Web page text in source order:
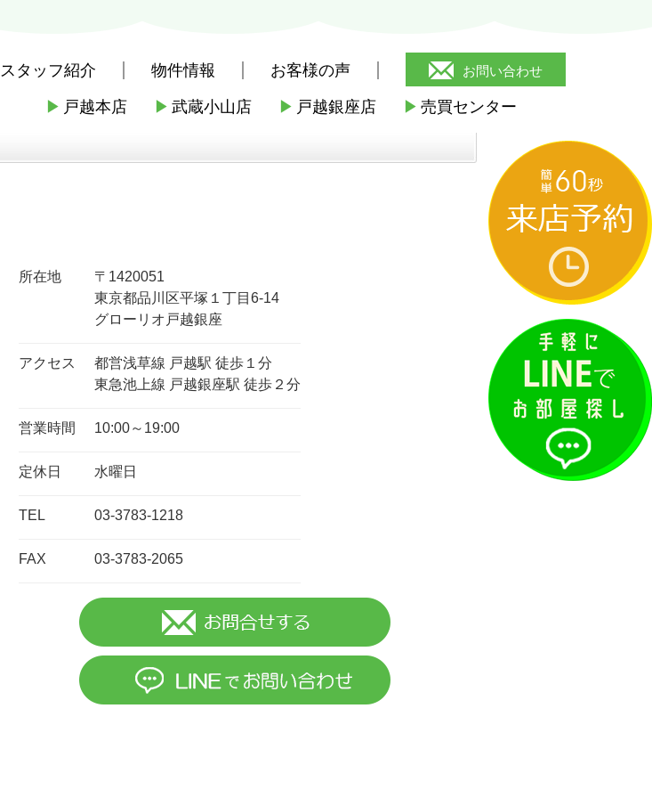
スタッフ紹介 物件情報 お客様の声 お問い合わせ
▶ 戸越本店 ▶ 武蔵小山店 ▶ 戸越銀座店 ▶ 売買センター
所在地
〒1420051
東京都品川区平塚１丁目6-14
グローリオ戸越銀座
アクセス
都営浅草線 戸越駅 徒歩１分
東急池上線 戸越銀座駅 徒歩２分
営業時間 10:00～19:00
定休日 水曜日
TEL 03-3783-1218
FAX 03-3783-2065